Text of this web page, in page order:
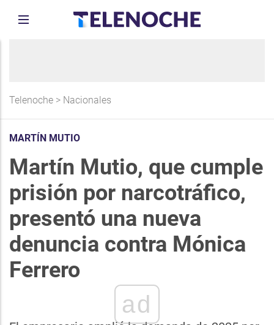
Telenoche > Nacionales
MARTÍN MUTIO
Martín Mutio, que cumple
prisión por narcotráfico,
presentó una nueva
denuncia contra Mónica
Ferrero
ad